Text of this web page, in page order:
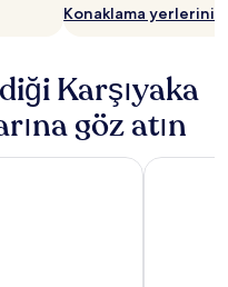
Konaklama yerlerini
Karşıyaka
göz atın
Park Inn